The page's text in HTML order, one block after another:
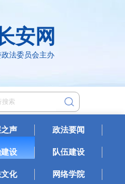
安网
法委员会主办
声 政法要闻
设 队伍建设
化 网络学院